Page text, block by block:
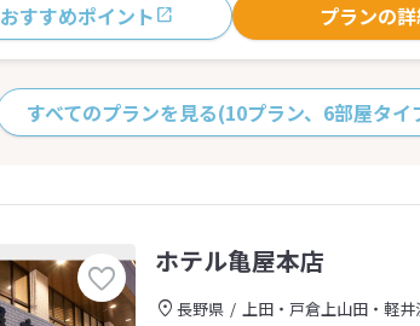
おすすめポイント プランの
すべてのプランを見る(10プラン、6部屋タイ
ホテル亀屋本店
長野県 上田・戸倉上山田・軽井